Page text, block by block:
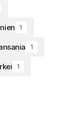
1
1
1